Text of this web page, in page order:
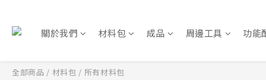
關於我們 材料包 成品 周邊工具 功能
全部商品 / 材料包 / 所有材料包